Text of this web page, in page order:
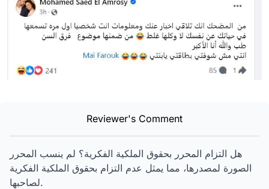
Reviewer's Comment
هل التزام المحرر بحقوق الملكية الفكرية؟ لم ينسب المحرر
الصورة لمصدرها، مما يمثل عدم التزام بحقوق الملكية الفكرية
لصاحبها.